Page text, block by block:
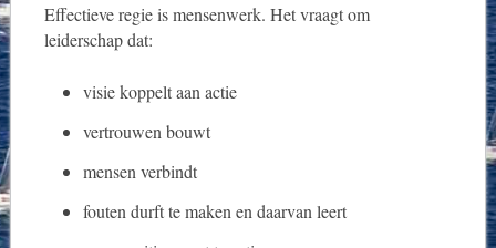
Effectieve regie is mensenwerk. Het vraagt om
leiderschap dat:
visie koppelt aan actie
vertrouwen bouwt
mensen verbindt
fouten durft te maken en daarvan leert